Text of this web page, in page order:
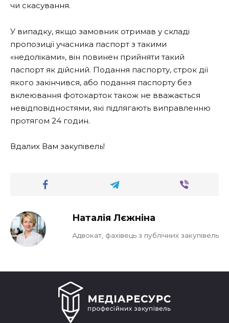
чи скасування.
У випадку, якщо замовник отримав у складі
пропозиції учасника паспорт з такими
«недоліками», він повинен прийняти такий
паспорт як дійсний. Подання паспорту, строк дії
якого закінчився, або подання паспорту без
вклеювання фотокарток також не вважається
невідповідностями, які підлягають виправленню
протягом 24 годин.
Вдалих Вам закупівель!
Наталія Лєжніна
Адвокат, фахівець з публічних закупівель